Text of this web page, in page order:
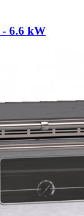
- 6.6 kW